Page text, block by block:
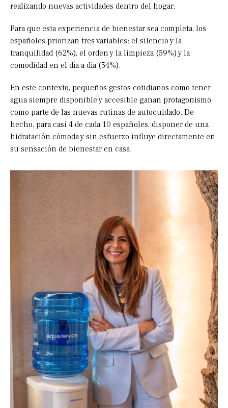
realizando nuevas actividades dentro del hogar.
Para que esta experiencia de bienestar sea completa, los
españoles priorizan tres variables: el silencio y la
tranquilidad (62%), el orden y la limpieza (59%) y la
comodidad en el día a día (54%).
En este contexto, pequeños gestos cotidianos como tener
agua siempre disponible y accesible ganan protagonismo
como parte de las nuevas rutinas de autocuidado. De
hecho, para casi 4 de cada 10 españoles, disponer de una
hidratación cómoda y sin esfuerzo influye directamente en
su sensación de bienestar en casa.